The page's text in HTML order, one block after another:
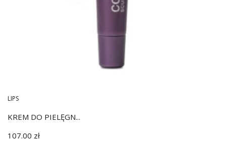
LIPS
KREM DO PIELĘGN...
107.00 zł